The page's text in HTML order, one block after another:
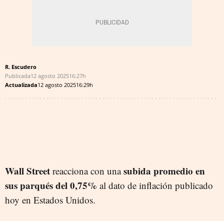
R. Escudero
Publicada12 agosto 202516:27h
Actualizada12 agosto 202516:29h
Wall Street reacciona con unasubida promedio en
sus parqués del 0,75% al dato de inflación publicado
hoy en Estados Unidos.